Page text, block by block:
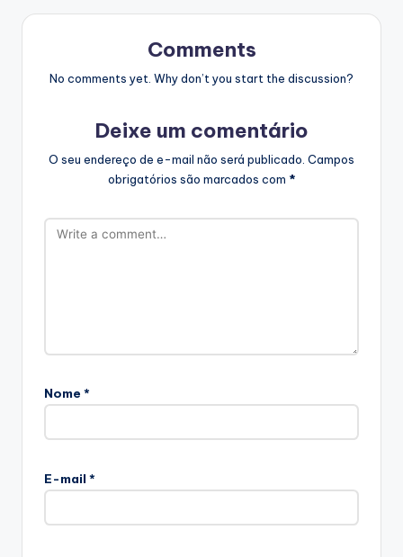
Comments
No comments yet. Why don’t you start the discussion?
Deixe um comentário
O seu endereço de e-mail não será publicado. Campos
obrigatórios são marcados com *
Nome *
E-mail *